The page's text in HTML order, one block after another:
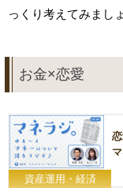
っくり考えてみまし
お金×恋愛
資産運用・経済